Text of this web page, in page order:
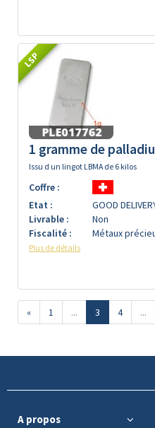
LSP
1 gramme de
Issu d un lingot LBMA de 6 kilos
Coffre :
Etat :
GOOD
Livrable :
Non
Fiscalité :
Métaux
Plus de détails
« 1 ... 3 4 ...
A propos